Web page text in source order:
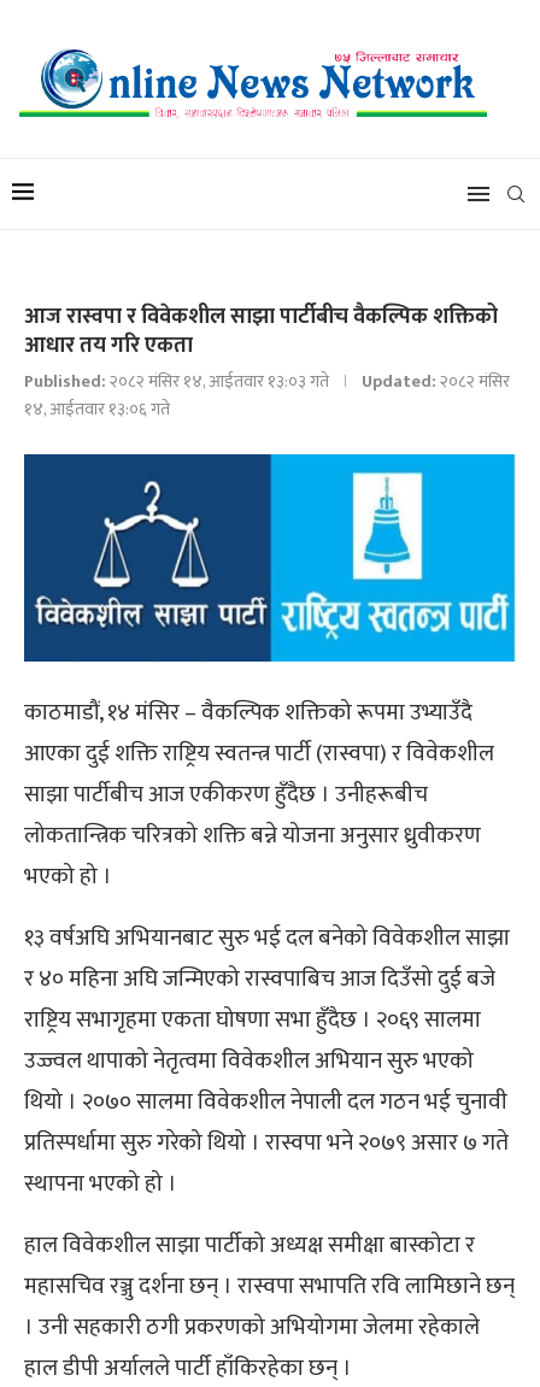
आज रास्वपा र विवेकशील साझा पार्टीबीच वैकल्पिक शक्तिको
आधार तय गरि एकता
Published:२०८२ मंसिर १४, आईतवार १३:०३ गते Updated:२०८२ मंसिर
१४, आईतवार १३:०६ गते
काठमाडौं, १४ मंसिर – वैकल्पिक शक्तिको रूपमा उभ्याउँदै
आएका दुई शक्ति राष्ट्रिय स्वतन्त्र पार्टी (रास्वपा) र विवेकशील
साझा पार्टीबीच आज एकीकरण हुँदैछ । उनीहरूबीच
लोकतान्त्रिक चरित्रको शक्ति बन्ने योजना अनुसार ध्रुवीकरण
भएको हो ।
१३ वर्षअघि अभियानबाट सुरु भई दल बनेको विवेकशील साझा
र ४० महिना अघि जन्मिएको रास्वपाबिच आज दिउँसो दुई बजे
राष्ट्रिय सभागृहमा एकता घोषणा सभा हुँदैछ । २०६९ सालमा
उज्ज्वल थापाको नेतृत्वमा विवेकशील अभियान सुरु भएको
थियो । २०७० सालमा विवेकशील नेपाली दल गठन भई चुनावी
प्रतिस्पर्धामा सुरु गरेको थियो । रास्वपा भने २०७९ असार ७ गते
स्थापना भएको हो ।
हाल विवेकशील साझा पार्टीको अध्यक्ष समीक्षा बास्कोटा र
महासचिव रञ्जु दर्शना छन् । रास्वपा सभापति रवि लामिछाने छन्
। उनी सहकारी ठगी प्रकरणको अभियोगमा जेलमा रहेकाले
हाल डीपी अर्यालले पार्टी हाँकिरहेका छन् ।